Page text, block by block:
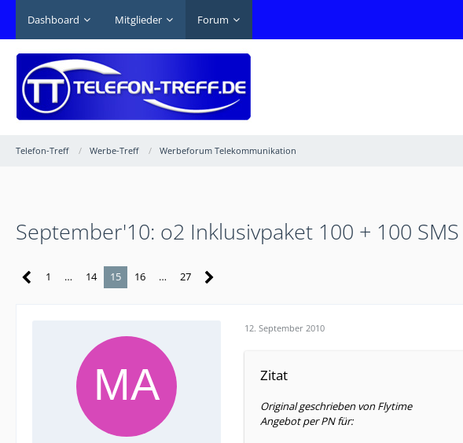
Dashboard Mitglieder Forum
Telefon-Treff Werbe-Treff Werbeforum Telekommunikation
September'10: o2 Inklusivpaket 100 + 100
1 … 14 15 16 … 27
12. September 2010
Zitat
Original geschrieben von Flytime
Angebot per PN für: